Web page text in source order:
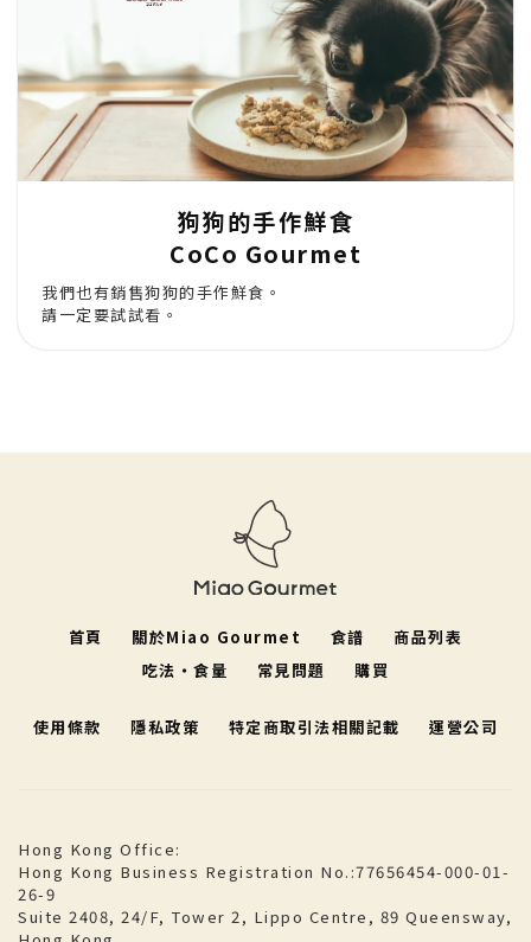
狗狗的手作鮮食
CoCo Gourmet
我們也有銷售狗狗的手作鮮食。
請一定要試試看。
首頁 關於Miao Gourmet 食譜
商品列表
吃法・食量
常見問題 購買
使用條款 隱私政策 特定商取引法相關記載 運營公司
Hong Kong Office:
Hong Kong Business Registration No.:77656454-000-01-
26-9
Suite 2408, 24/F, Tower 2, Lippo Centre, 89 Queensway,